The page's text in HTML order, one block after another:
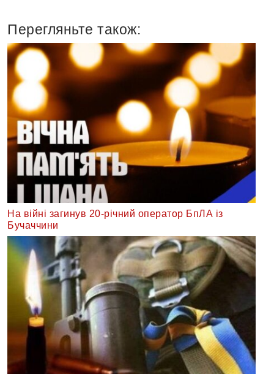
Перегляньте також:
На війні загинув 20-річний оператор БпЛА із
Бучаччини